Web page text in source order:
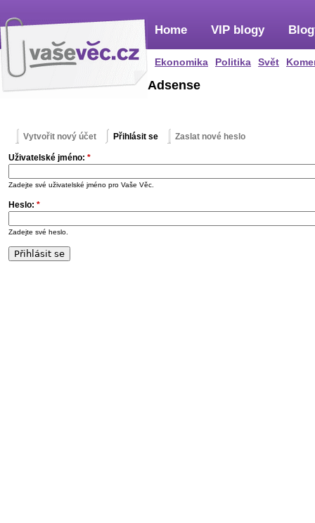
Home
Ekonomika Politika Svět
VIP blogy
Adsense
Vytvořit nový účet Přihlásit se Zaslat nové heslo
Uživatelské jméno: *
Zadejte své uživatelské jméno pro Vaše Věc.
Heslo: *
Zadejte své heslo.